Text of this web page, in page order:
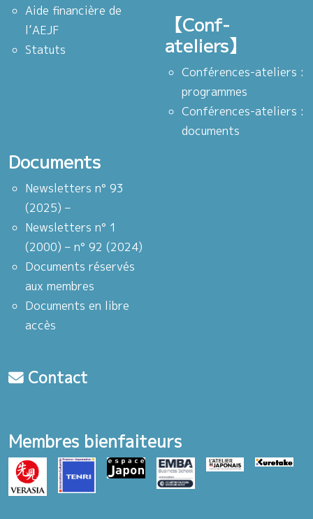
Aide financière de
l’AEJF
Statuts
【Conf-
ateliers】
Conférences-ateliers :
programmes
Conférences-ateliers :
documents
Documents
Newsletters n° 93
(2025) –
Newsletters n° 1
(2000) – n° 92 (2024)
Documents réservés
aux membres
Documents en libre
accès
Contact
Membres bienfaiteurs